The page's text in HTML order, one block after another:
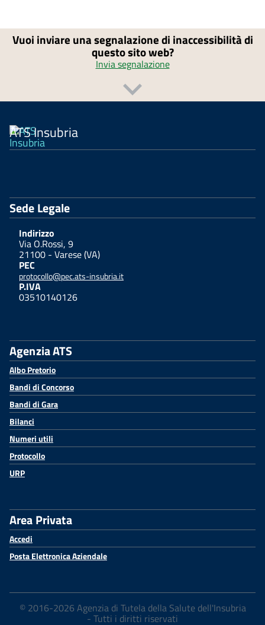
Vuoi inviare una segnalazione di inaccessibilità di
questo sito web?
Invia segnalazione
ATS Insubria
Sede Legale
Indirizzo
Via O.Rossi, 9
21100 - Varese (VA)
PEC
protocollo@pec.ats-insubria.it
P.IVA
03510140126
Agenzia ATS
Albo Pretorio
Bandi di Concorso
Bandi di Gara
Bilanci
Numeri utili
Protocollo
URP
Area Privata
Accedi
Posta Elettronica Aziendale
© 2016-2026 Agenzia di Tutela della Salute dell'Insubria
- Tutti i diritti riservati